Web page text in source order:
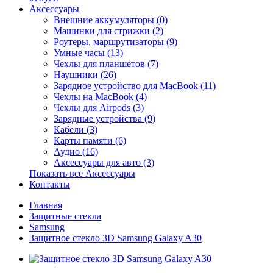
Аксессуары
Внешние аккумуляторы (0)
Машинки для стрижки (2)
Роутеры, маршрутизаторы (9)
Умные часы (13)
Чехлы для планшетов (7)
Наушники (26)
Зарядное устройство для MacBook (11)
Чехлы на MacBook (4)
Чехлы для Airpods (3)
Зарядные устройства (9)
Кабели (3)
Карты памяти (6)
Аудио (16)
Аксессуары для авто (3)
Показать все Аксессуары
Контакты
Главная
Защитные стекла
Samsung
Защитное стекло 3D Samsung Galaxy A30